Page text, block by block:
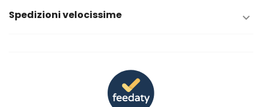
Spedizioni velocissime 